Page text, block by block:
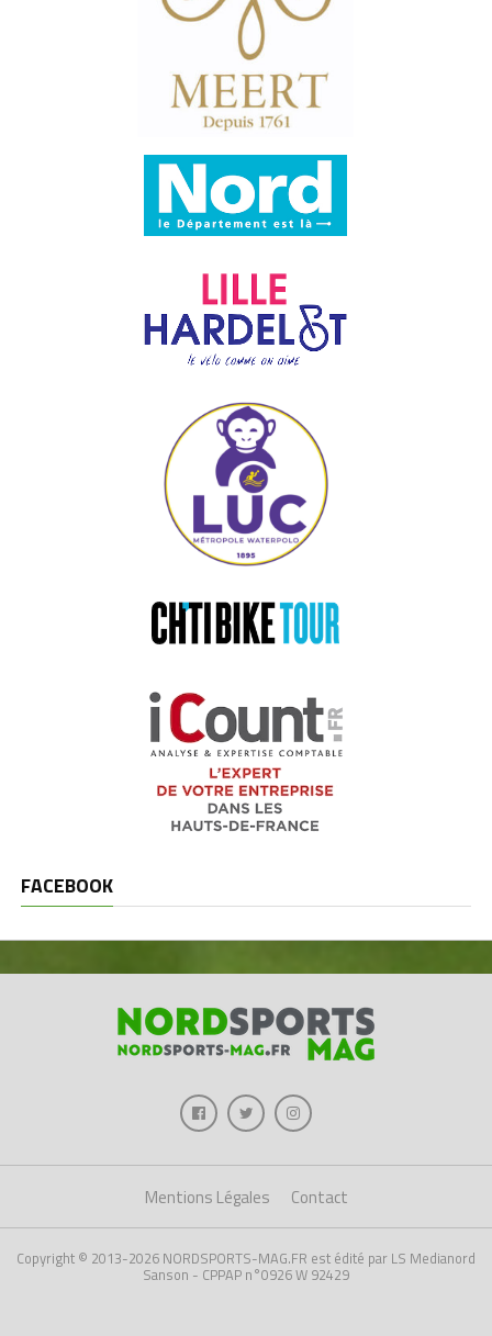
FACEBOOK
Mentions Légales Contact
Copyright © 2013-2026 NORDSPORTS-MAG.FR est édité par LS Medianord
Sanson - CPPAP n°0926 W 92429